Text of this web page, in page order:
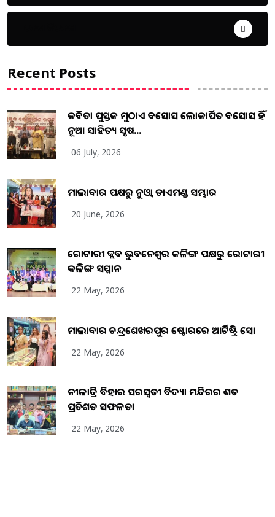
Recent Posts
କବିତା ପୁସ୍ତକ ମୁଠାଏ ଅବସୋସ ଲୋକାର୍ପିତ ଅବସୋସ ହିଁ
ନୂଆ ସାହିତ୍ୟ ସୃଷ...
06 July, 2026
ମାଲାବାର ପକ୍ଷରୁ ନୁଓ୍ବା ଡାଏମଣ୍ଡ ସମ୍ଭାର
20 June, 2026
ରୋଟାରୀ କ୍ଲବ ଭୁବନେଶ୍ୱର କଳିଙ୍ଗ ପକ୍ଷରୁ ରୋଟାରୀ
କଳିଙ୍ଗ ସମ୍ମାନ
22 May, 2026
ମାଲାବାର ଚନ୍ଦ୍ରଶେଖରପୁର ଷ୍ଟୋରରେ ଆର୍ଟିଷ୍ଟ୍ରି ସୋ
22 May, 2026
ନୀଳାଦ୍ରି ବିହାର ସରସ୍ୱତୀ ବିଦ୍ୟା ମନ୍ଦିରର ଶତ
ପ୍ରତିଶତ ସଫଳତା
22 May, 2026